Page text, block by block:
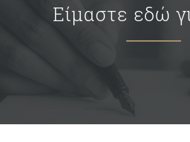
Είμαστε εδώ